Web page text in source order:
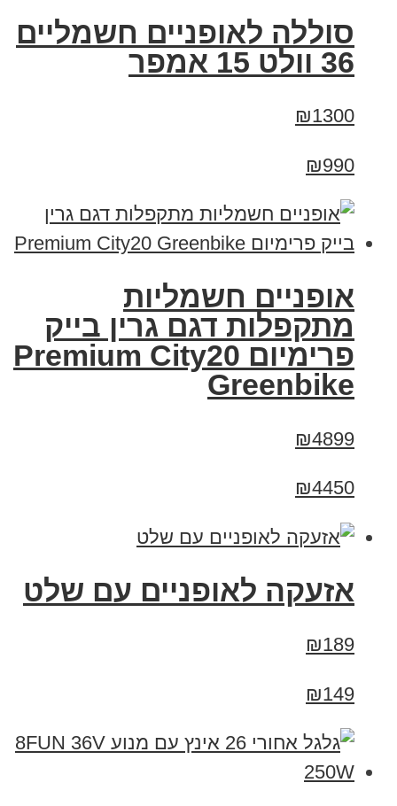
סוללה לאופניים חשמליים
36 וולט 15 אמפר
₪1300
₪990
אופניים חשמליות
מתקפלות דגם גרין בייק
פרימיום Premium City20
Greenbike
₪4899
₪4450
אזעקה לאופניים עם שלט
₪189
₪149